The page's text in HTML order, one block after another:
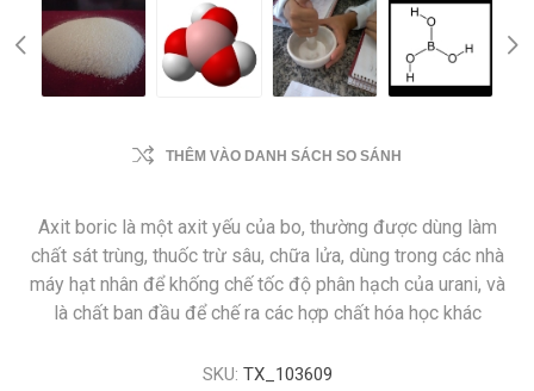
THÊM VÀO DANH SÁCH SO SÁNH
Axit boric là một axit yếu của bo, thường được dùng làm
chất sát trùng, thuốc trừ sâu, chữa lửa, dùng trong các nhà
máy hạt nhân để khống chế tốc độ phân hạch của urani, và
là chất ban đầu để chế ra các hợp chất hóa học khác
SKU: TX_103609